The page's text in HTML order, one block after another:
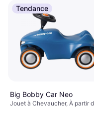
Tendance
Big Bobby Car Neo
Jouet à Chevaucher, À partir